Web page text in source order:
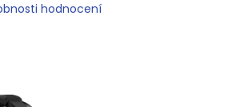
hodnocení